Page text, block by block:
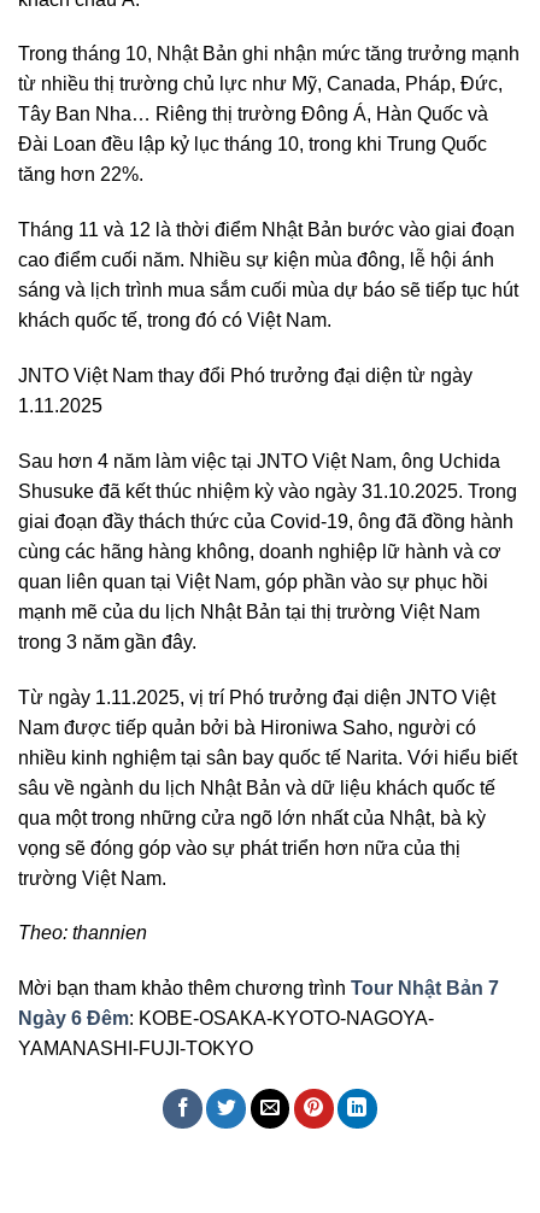
Trong tháng 10, Nhật Bản ghi nhận mức tăng trưởng mạnh
từ nhiều thị trường chủ lực như Mỹ, Canada, Pháp, Đức,
Tây Ban Nha… Riêng thị trường Đông Á, Hàn Quốc và
Đài Loan đều lập kỷ lục tháng 10, trong khi Trung Quốc
tăng hơn 22%.
Tháng 11 và 12 là thời điểm Nhật Bản bước vào giai đoạn
cao điểm cuối năm. Nhiều sự kiện mùa đông, lễ hội ánh
sáng và lịch trình mua sắm cuối mùa dự báo sẽ tiếp tục hút
khách quốc tế, trong đó có Việt Nam.
JNTO Việt Nam thay đổi Phó trưởng đại diện từ ngày
1.11.2025
Sau hơn 4 năm làm việc tại JNTO Việt Nam, ông Uchida
Shusuke đã kết thúc nhiệm kỳ vào ngày 31.10.2025. Trong
giai đoạn đầy thách thức của Covid-19, ông đã đồng hành
cùng các hãng hàng không, doanh nghiệp lữ hành và cơ
quan liên quan tại Việt Nam, góp phần vào sự phục hồi
mạnh mẽ của du lịch Nhật Bản tại thị trường Việt Nam
trong 3 năm gần đây.
Từ ngày 1.11.2025, vị trí Phó trưởng đại diện JNTO Việt
Nam được tiếp quản bởi bà Hironiwa Saho, người có
nhiều kinh nghiệm tại sân bay quốc tế Narita. Với hiểu biết
sâu về ngành du lịch Nhật Bản và dữ liệu khách quốc tế
qua một trong những cửa ngõ lớn nhất của Nhật, bà kỳ
vọng sẽ đóng góp vào sự phát triển hơn nữa của thị
trường Việt Nam.
Theo: thannien
Mời bạn tham khảo thêm chương trình Tour Nhật Bản 7
Ngày 6 Đêm: KOBE-OSAKA-KYOTO-NAGOYA-
YAMANASHI-FUJI-TOKYO